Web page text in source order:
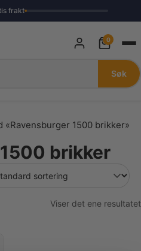
frakt
Søk
0
1500 brikker»
brikker
Viser det ene resultatet